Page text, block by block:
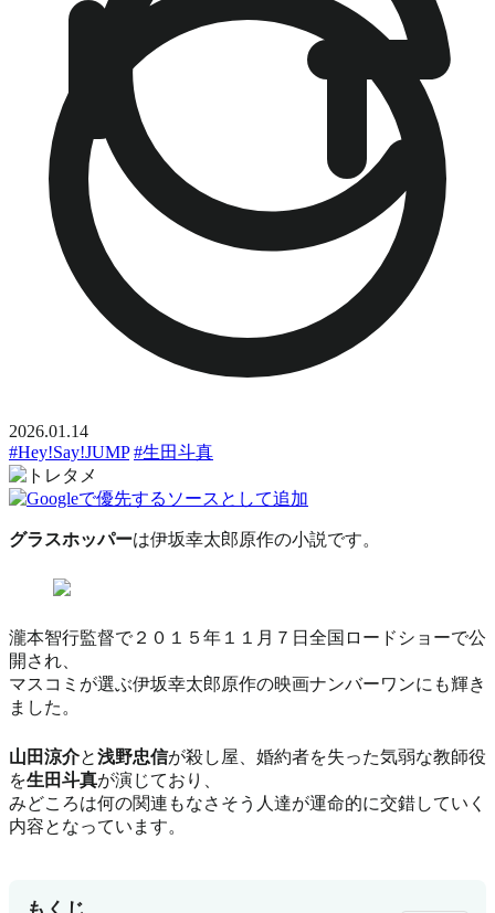
2026.01.14
#Hey!Say!JUMP #生田斗真
グラスホッパーは伊坂幸太郎原作の小説です。
瀧本智行監督で２０１５年１１月７日全国ロードショーで公
開され、
マスコミが選ぶ伊坂幸太郎原作の映画ナンバーワンにも輝き
ました。
山田涼介と浅野忠信が殺し屋
婚約者を失った気弱な教師役
を生田斗真が演じており、
みどころは何の関連もなさそう人達が運命的に交錯していく
内容となっています。